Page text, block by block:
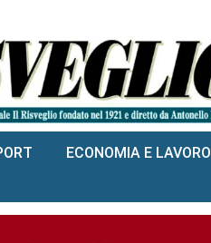
ECONOMIA E LAVORO